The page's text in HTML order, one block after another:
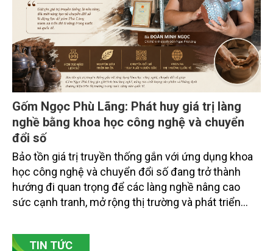
doanh nghiệp ở các tỉnh miền núi phía Bắc.
Gốm Ngọc Phù Lãng: Phát huy giá trị làng
nghề bằng khoa học công nghệ và chuyển
đổi số
Bảo tồn giá trị truyền thống gắn với ứng dụng khoa
học công nghệ và chuyển đổi số đang trở thành
hướng đi quan trọng để các làng nghề nâng cao
sức cạnh tranh, mở rộng thị trường và phát triển
Bắc Ninh, nhiều nghệ nhân và cơ sở sản xuất đã
chủ động đổi mới tư duy, đầu tư công nghệ, xây
TIN TỨC